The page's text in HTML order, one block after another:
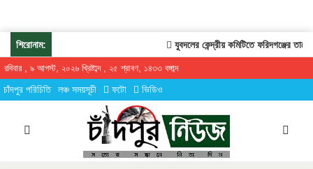
শিরোনাম: যুবদলের কেন্দ্রীয় কমিটিতে ফরিদগঞ্জের
রবিবার , ৯ আগস্ট, ২০২৬ খ্রিষ্টাব্দ , ২৫ শ্রাবণ, ১৪৩৩ বঙ্গাব্দ
চাঁদপুর পরিচিতি লঞ্চ সময়সূচী ফটো ভিডিও